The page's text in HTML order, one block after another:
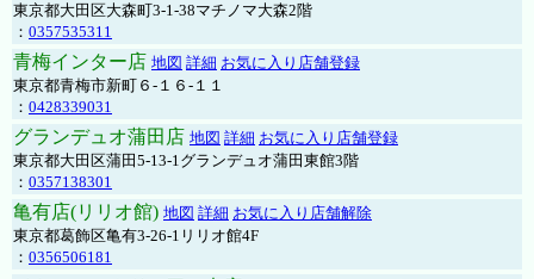
東京都大田区大森町3-1-38マチノマ大森2階
： 0357535311
青梅インター店 地図 詳細 お気に入り店舗登録
東京都青梅市新町６-１６-１１
： 0428339031
グランデュオ蒲田店 地図 詳細 お気に入り店舗登録
東京都大田区蒲田5-13-1グランデュオ蒲田東館3階
： 0357138301
亀有店(リリオ館) 地図 詳細 お気に入り店舗解除
東京都葛飾区亀有3-26-1リリオ館4F
： 0356506181